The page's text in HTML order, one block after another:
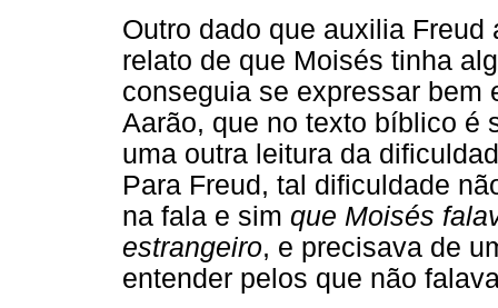
Outro dado que auxilia
relato de que Moisés tinha
conseguia se expressar bem
Aarão, que no texto bíblico é
uma outra leitura da
Para Freud, tal dificuldade
na fala e sim que Moisés
estrangeiro, e precisava de
entender pelos que não